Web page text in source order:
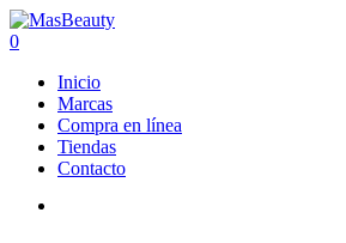
Skip
to
content
0
Inicio
Marcas
Compra en línea
Tiendas
Contacto